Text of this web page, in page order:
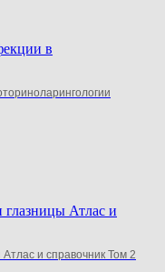
и справочник Том 2